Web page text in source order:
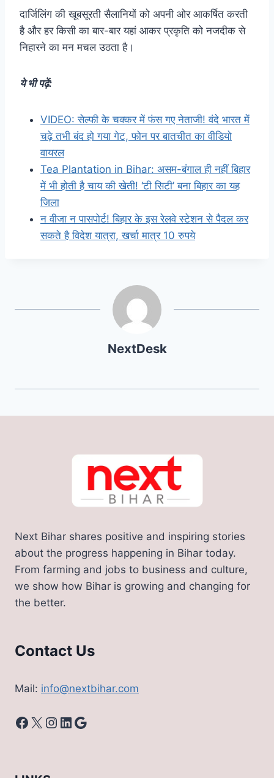
दार्जिलिंग की खूबसूरती सैलानियों को अपनी ओर आकर्षित करती
है और हर किसी का बार-बार यहां आकर प्रकृति को नजदीक से
निहारने का मन मचल उठता है।
ये भी पढ़ें:
VIDEO: सेल्फी के चक्कर में फंस गए नेताजी! वंदे भारत में
चढ़े तभी बंद हो गया गेट, फोन पर बातचीत का वीडियो
वायरल
Tea Plantation in Bihar: असम-बंगाल ही नहीं बिहार
में भी होती है चाय की खेती! ‘टी सिटी’ बना बिहार का यह
जिला
न वीजा न पासपोर्ट! बिहार के इस रेलवे स्टेशन से पैदल कर
सकते है विदेश यात्रा, खर्चा मात्र 10 रुपये
NextDesk
Next Bihar shares positive and inspiring stories
about the progress happening in Bihar today.
From farming and jobs to business and culture,
we show how Bihar is growing and changing for
the better.
Contact Us
Mail: info@nextbihar.com
Facebook
X Instagram
LinkedIn
Google